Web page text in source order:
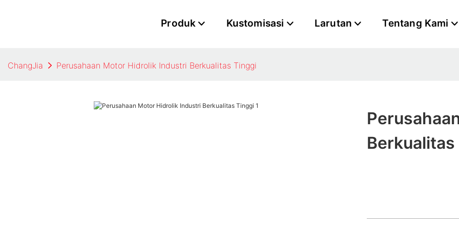
Produk Kustomisasi Larutan Tentang Kami
ChangJia Perusahaan Motor Hidrolik Industri Berkualitas Tinggi